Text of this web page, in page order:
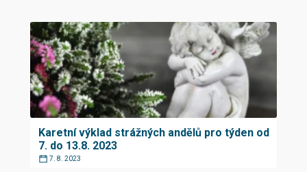
Karetní výklad strážných andělů pro týden od
7. do 13.8. 2023
7. 8. 2023